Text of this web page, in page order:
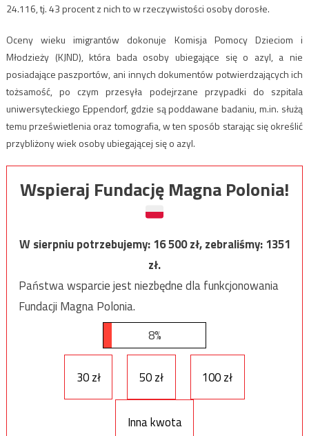
24.116, tj. 43 procent z nich to w rzeczywistości osoby dorosłe.
Oceny wieku imigrantów dokonuje Komisja Pomocy Dzieciom i
Młodzieży (KJND), która bada osoby ubiegające się o azyl, a nie
posiadające paszportów, ani innych dokumentów potwierdzających ich
tożsamość, po czym przesyła podejrzane przypadki do szpitala
uniwersyteckiego Eppendorf, gdzie są poddawane badaniu, m.in. służą
temu prześwietlenia oraz tomografia, w ten sposób starając się określić
przybliżony wiek osoby ubiegającej się o azyl.
Wspieraj Fundację Magna Polonia!
W sierpniu potrzebujemy:16 500zł, zebraliśmy:1351
zł.
Państwa wsparcie jest niezbędne dla funkcjonowania
Fundacji Magna Polonia.
8%
30 zł 50 zł 100 zł
Inna kwota